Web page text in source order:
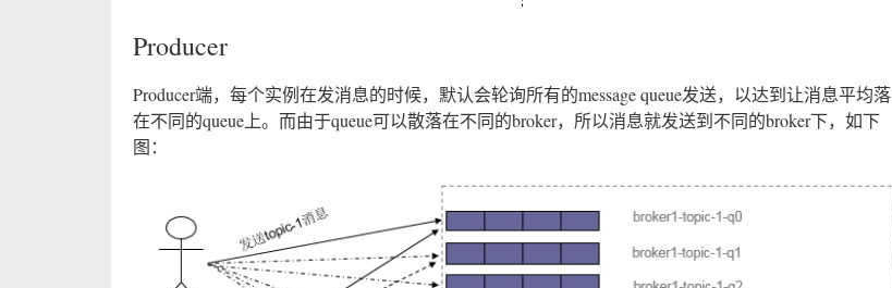
Producer
Producer端，每个实例在发消息的时候，默认会轮询所有的message queue发送，以达到让消息平均落
在不同的queue上。而由于queue可以散落在不同的broker，所以消息就发送到不同的broker下，如下
图：